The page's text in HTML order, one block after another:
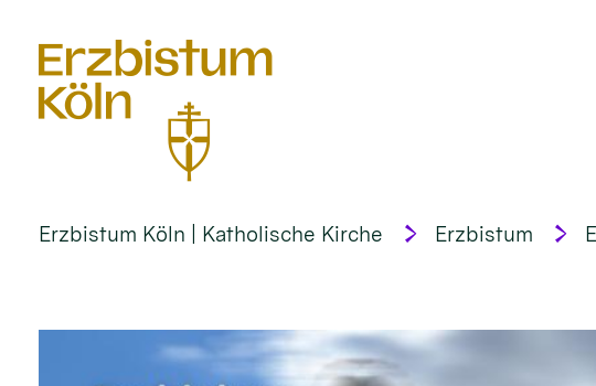
Erzbistum Köln | Katholische Kirche Erzbistum